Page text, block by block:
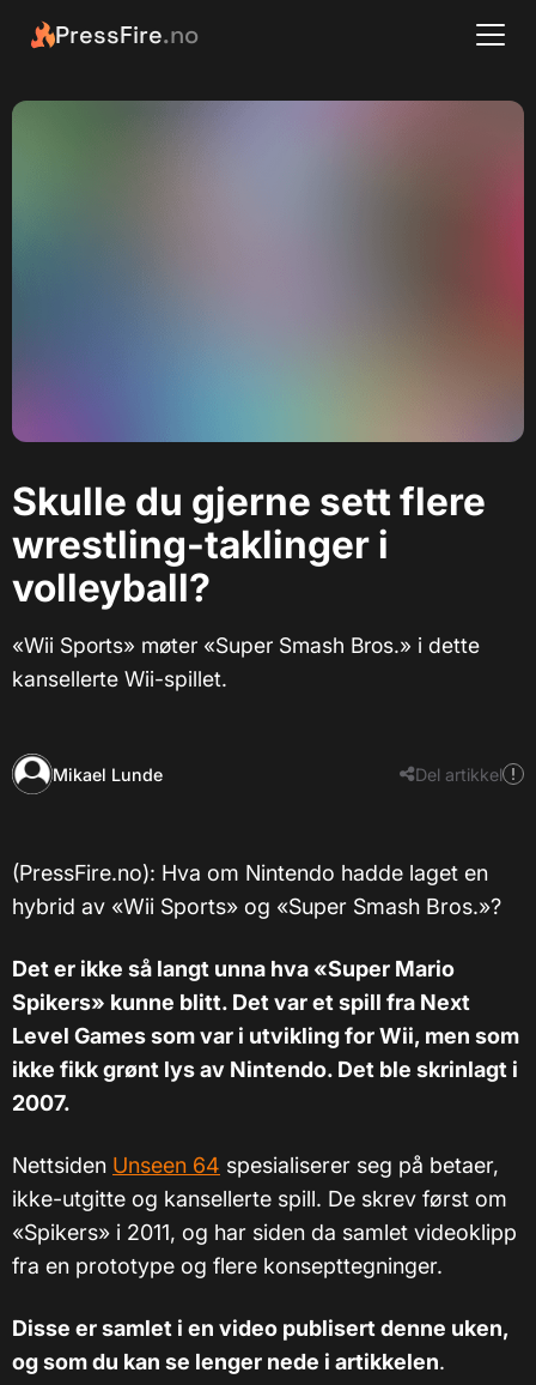
PressFire.no
Skulle du gjerne sett flere
wrestling-taklinger i
volleyball?
«Wii Sports» møter «Super Smash Bros.» i dette
kansellerte Wii-spillet.
Mikael Lunde Del artikkel
(PressFire.no): Hva om Nintendo hadde laget en
hybrid av «Wii Sports» og «Super Smash Bros.»?
Det er ikke så langt unna hva «Super Mario
Spikers» kunne blitt. Det var et spill fra Next
Level Games som var i utvikling for Wii, men som
ikke fikk grønt lys av Nintendo. Det ble skrinlagt i
2007.
Nettsiden Unseen 64 spesialiserer seg på betaer,
ikke-utgitte og kansellerte spill. De skrev først om
«Spikers» i 2011, og har siden da samlet videoklipp
fra en prototype og flere konsepttegninger.
Disse er samlet i en video publisert denne uken,
og som du kan se lenger nede i artikkelen.